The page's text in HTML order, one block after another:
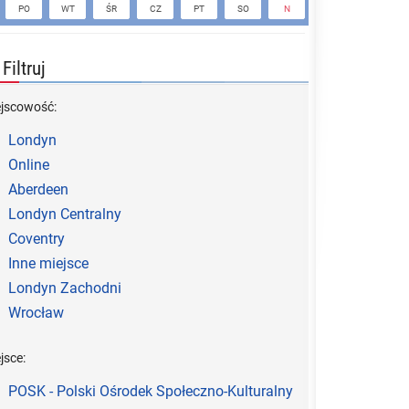
PO WT ŚR CZ PT SO N
Filtruj
Londyn
Online
Aberdeen
Londyn Centralny
Coventry
Inne miejsce
Londyn Zachodni
Wrocław
POSK - Polski Ośrodek Społeczno-Kulturalny